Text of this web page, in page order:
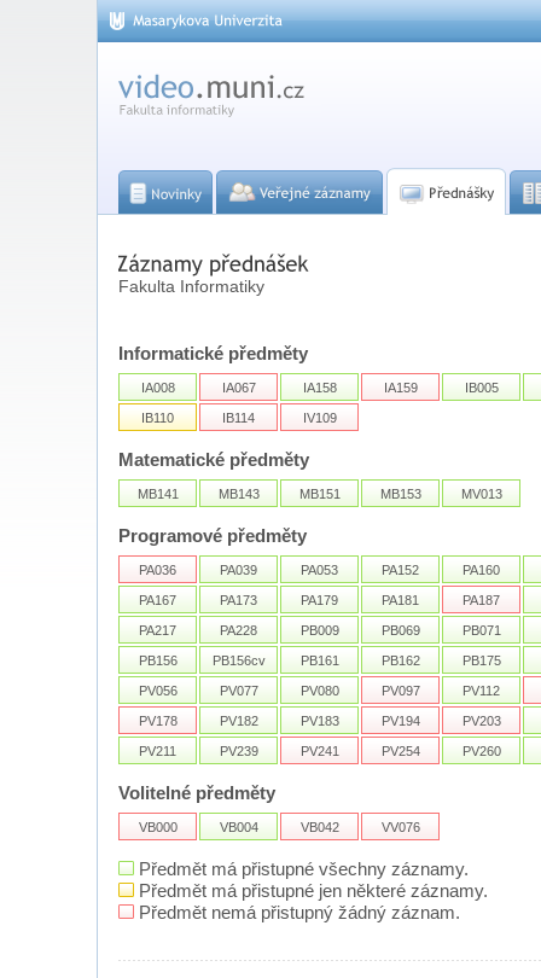
Fakulta Informatiky
Informatické předměty
IA008 IA067 IA158 IA159 IB005
IB110 IB114 IV109
Matematické předměty
MB141 MB143 MB151 MB153 MV013
Programové předměty
PA036 PA039 PA053 PA152 PA160
PA167 PA173 PA179 PA181 PA187
PA217 PA228 PB009 PB069 PB071
PB156 PB156cv PB161 PB162 PB175
PV056 PV077 PV080 PV097 PV112
PV178 PV182 PV183 PV194 PV203
PV211 PV239 PV241 PV254 PV260
Volitelné předměty
VB000 VB004 VB042 VV076
Předmět má přistupné všechny záznamy.
Předmět má přistupné jen některé záznamy.
Předmět nemá přistupný žádný záznam.